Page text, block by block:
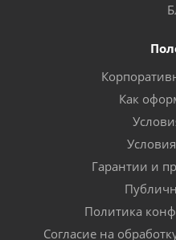
Как
Гарантии и
Политика
Согласие на